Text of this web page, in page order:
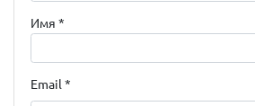
Имя *
Email*